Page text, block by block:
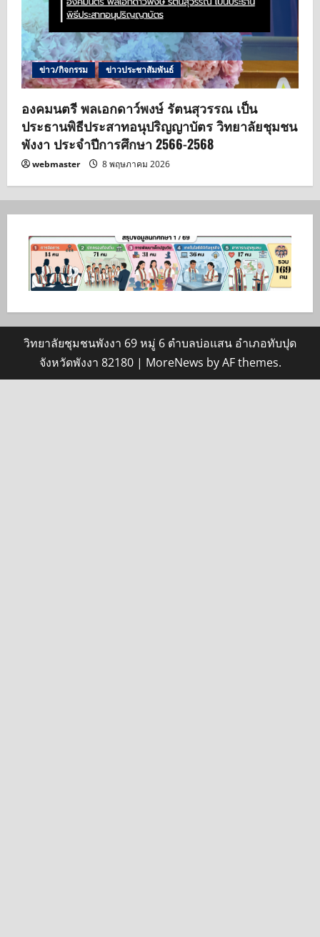
ข่าว/กิจกรรม ข่าวประชาสัมพันธ์
องคมนตรี พลเอกดาว์พงษ์ รัตนสุวรรณ เป็น
ประธานพิธีประสาทอนุปริญญาบัตร วิทยาลัยชุมชน
พังงา ประจำปีการศึกษา 2566-2568
webmaster 8 พฤษภาคม 2026
วิทยาลัยชุมชนพังงา 69 หมู่ 6 ตำบลบ่อแสน อำเภอทับปุด
จังหวัดพังงา 82180 | MoreNews by AF themes.